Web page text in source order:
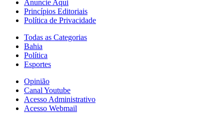
Anuncie Aqui
Princípios Editoriais
Política de Privacidade
Todas as Categorias
Bahia
Política
Esportes
Opinião
Canal Youtube
Acesso Administrativo
Acesso Webmail